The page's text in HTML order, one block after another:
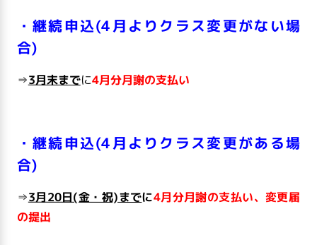
・継続申込(4月よりクラス変更がない場
合)
⇒3月末までに4月分月謝の支払い
・継続申込(4月よりクラス変更がある場
合)
⇒3月20日(金・祝)までに4月分月謝の支払い、変更届
の提出